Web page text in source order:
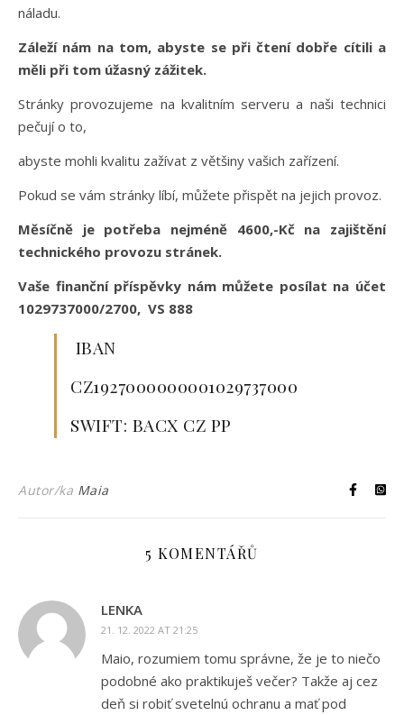
náladu.
Záleží nám na tom, abyste se při čtení dobře cítili a
měli při tom úžasný zážitek.
Stránky provozujeme na kvalitním serveru a naši technici
pečují o to,
abyste mohli kvalitu zažívat z většiny vašich zařízení.
Pokud se vám stránky líbí, můžete přispět na jejich provoz.
Měsíčně je potřeba nejméně 4600,-Kč na zajištění
technického provozu stránek.
Vaše finanční příspěvky nám můžete posílat na účet
1029737000/2700, VS 888
IBAN
CZ1927000000001029737000
SWIFT: BACX CZ PP
Autor/ka Maia
5 KOMENTÁŘŮ
LENKA
21. 12. 2022 AT 21:25
Maio, rozumiem tomu správne, že je to niečo
podobné ako praktikuješ večer? Takže aj cez
deň si robiť svetelnú ochranu a mať pod